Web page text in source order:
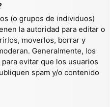
(o grupos de individuos)
la autoridad para editar o
moverlos, borrar y
Generalmente, los
evitar que los usuarios
spam y/o contenido